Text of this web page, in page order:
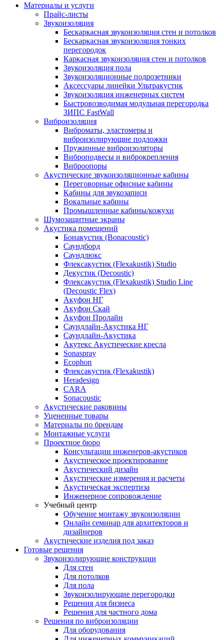
Материалы и услуги
Прайс-листы
Звукоизоляция
Бескаркасная звукоизоляция стен и потолков
Бескаркасная звукоизоляция тонких
перегородок
Каркасная звукоизоляция стен и потолков
Звукоизоляция пола
Звукоизоляционные подрозетники
Аксессуары линейки Ультракустик
Звукоизоляция инженерных систем
Быстровозводимая модульная перегородка
ЗИПС FastWall
Виброизоляция
Виброматы, эластомеры и
виброизолирующие подложки
Пружинные виброизоляторы
Виброподвесы и виброкрепления
Виброопоры
Акустические звукоизоляционные кабины
Переговорные офисные кабины
Кабины для звукозаписи
Вокальные кабины
Промышленные кабины/кожухи
Шумозащитные экраны
Акустика помещений
Бонакустик (Bonacoustic)
Саундборд
Саундлюкс
Флексакустик (Flexakustik) Studio
Декустик (Decoustic)
Флексакустик (Flexakustik) Studio Line
(Decoustic Flex)
Акуфон НГ
Акуфон Скай
Акуфон Пролайн
Саундлайн-Акустика НГ
Саундлайн-Акустика
Акутекс Акустические кресла
Sonaspray
Ecophon
Флексакустик (Flexakustik)
Heradesign
CARA
Sonacoustic
Акустические раковины
Уцененные товары
Материалы по брендам
Монтажные услуги
Проектное бюро
Консультации инженеров-акустиков
Акустическое проектирование
Акустический дизайн
Акустические измерения и расчеты
Акустическая экспертиза
Инженерное сопровождение
Учебный центр
Обучение монтажу звукоизоляции
Онлайн семинар для архитекторов и
дизайнеров
Акустические изделия под заказ
Готовые решения
Звукоизолирующие конструкции
Для стен
Для потолков
Для пола
Звукоизолирующие перегородки
Решения для бизнеса
Решения для частного дома
Решения по виброизоляции
Для оборудования